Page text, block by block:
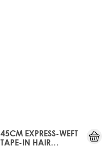
45CM EXPRESS-WEFT
TAPE-IN HAIR